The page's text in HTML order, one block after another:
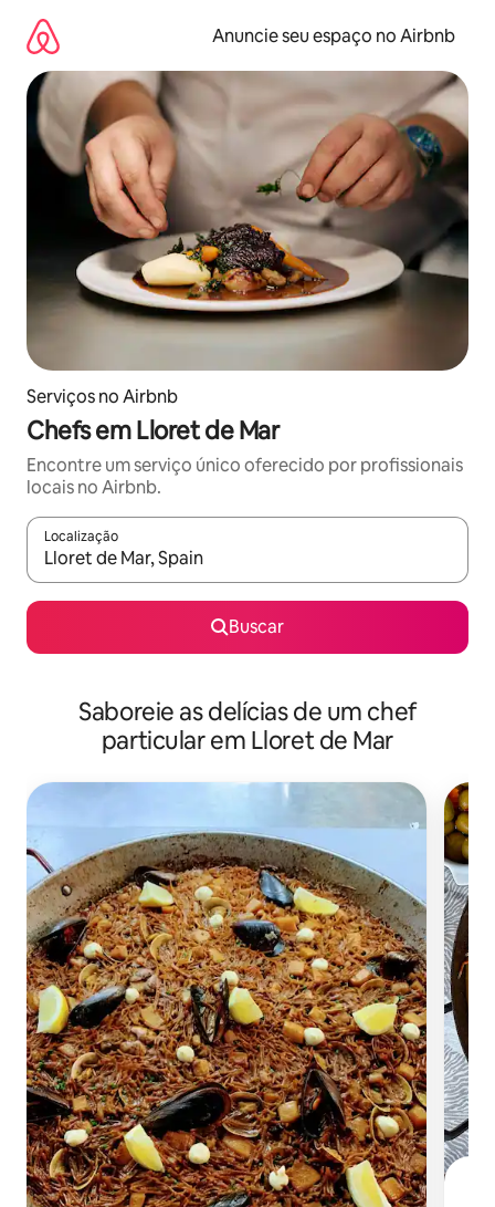
para
conteúdo
Anuncie seu espaço no Airbnb
Serviços no Airbnb
Chefs em Lloret de Mar
Encontre um serviço único oferecido por profissionais
locais no Airbnb.
Localização
Quando os resultados estiverem disponíveis, explore-os
Buscar
Saboreie as delícias de um chef
particular em Lloret de Mar